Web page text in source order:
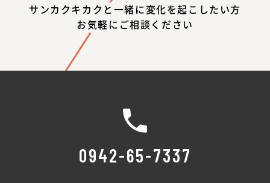
サンカクキカクと一緒に変化を起こしたい方
お気軽にご相談ください
0942-65-7337